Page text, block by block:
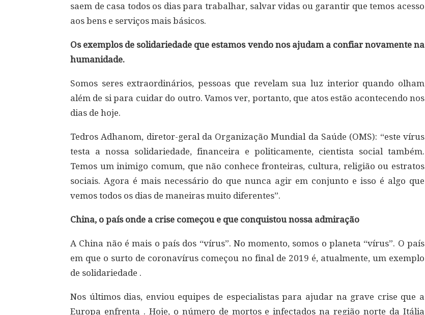
saem de casa todos os dias para trabalhar, salvar vidas ou garantir que temos acesso
aos bens e serviços mais básicos.
Os exemplos de solidariedade que estamos vendo nos ajudam a confiar novamente na
humanidade.
Somos seres extraordinários, pessoas que revelam sua luz interior quando olham
além de si para cuidar do outro. Vamos ver, portanto, que atos estão acontecendo nos
dias de hoje.
Tedros Adhanom, diretor-geral da Organização Mundial da Saúde (OMS): “este vírus
testa a nossa solidariedade, financeira e politicamente, cientista social também.
Temos um inimigo comum, que não conhece fronteiras, cultura, religião ou estratos
sociais. Agora é mais necessário do que nunca agir em conjunto e isso é algo que
vemos todos os dias de maneiras muito diferentes”.
China, o país onde a crise começou e que conquistou nossa admiração
A China não é mais o país dos “vírus”. No momento, somos o planeta “vírus”. O país
em que o surto de coronavírus começou no final de 2019 é, atualmente, um exemplo
de solidariedade .
Nos últimos dias, enviou equipes de especialistas para ajudar na grave crise que a
Europa enfrenta . Hoje, o número de mortos e infectados na região norte da Itália